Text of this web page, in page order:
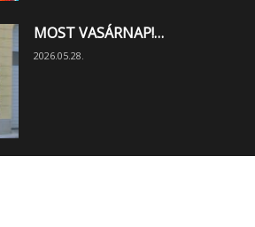
MOST VASÁRNAP!…
2026.05.28.